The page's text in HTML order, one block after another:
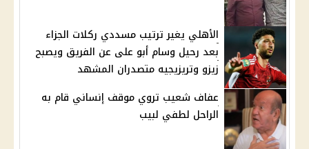
الأهلي يغير ترتيب مسددي ركلات الجزاء
بعد رحيل وسام أبو على عن الفريق ويصبح
زيزو وتريزيجيه متصدران المشهد
عفاف شعيب تروي موقف إنساني قام به
الراحل لطفي لبيب